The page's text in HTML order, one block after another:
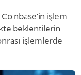
işlem
beklentilerin
işlemlerde